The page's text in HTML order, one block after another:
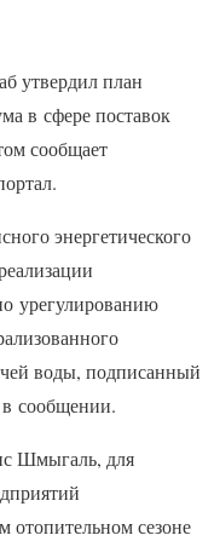
утвердил план
в сфере поставок
сообщает
энергетического
урегулированию
воды, подписанный
в сообщении.
Шмыгаль, для
отопительном сезоне